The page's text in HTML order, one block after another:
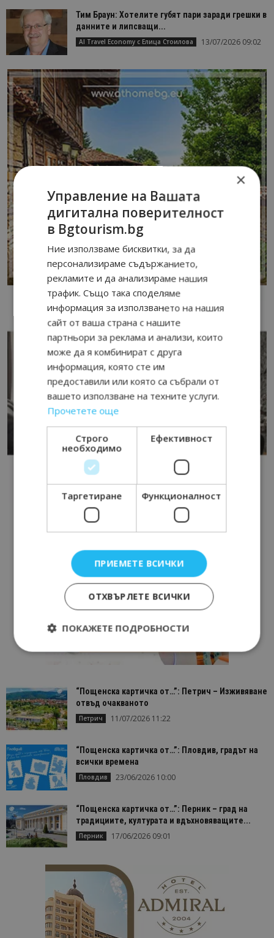
Тим Браун: Хотелите губят пари заради грешки в
данните и липсващи...
AI Travel Economy с Елица Стоилова 13/07/2026 09:02
“Пощенска картичка от…”: Петрич – Изживяване
отвъд очакваното
Петрич 11/07/2026 11:22
“Пощенска картичка от…”: Пловдив, градът на
всички времена
Пловдив 23/06/2026 10:00
“Пощенска картичка от…”: Перник – град на
традициите, културата и вдъхновяващите...
Перник 17/06/2026 09:01
×
Управление на Вашата
дигитална поверителност
в Bgtourism.bg
Ние използваме бисквитки, за да
персонализираме съдържанието,
рекламите и да анализираме нашия
трафик. Също така споделяме
информация за използването на нашия
сайт от ваша страна с нашите
партньори за реклама и анализи, които
може да я комбинират с друга
информация, която сте им
предоставили или която са събрали от
вашето използване на техните услуги.
Прочетете още
Строго
необходимо
Ефективност
Таргетиране Функционалност
ПРИЕМЕТЕ ВСИЧКИ
ОТХВЪРЛЕТЕ ВСИЧКИ
ПОКАЖЕТЕ ПОДРОБНОСТИ
Таргетиране
Функционалност
Строго необходимите бисквитки позволяват
основната функционалност на уебсайта, като
акаунта. Уебсайтът не може да се използва
правилно без строго необходими бисквитки.
Име
Доставчик
bgtourism.bg